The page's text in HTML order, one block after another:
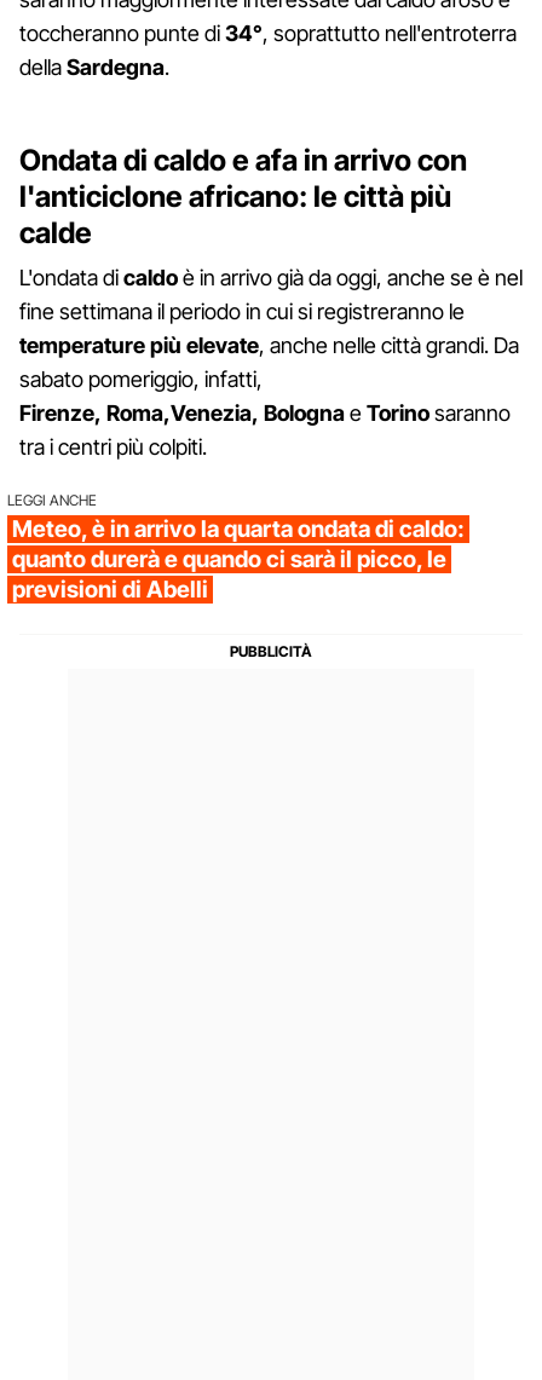
toccheranno punte di34°, soprattutto nell'entroterra
dellaSardegna.
Ondata di caldo e afa in arrivo con
l'anticiclone africano: le città più
calde
L'ondata dicaldoè in arrivo già da oggi, anche se è nel
fine settimana il periodo in cui si registreranno le
temperature più elevate, anche nelle città grandi. Da
sabato pomeriggio, infatti,
Firenze, Roma,Venezia, BolognaeTorinosaranno
tra i centri più colpiti.
LEGGI ANCHE
Meteo, è in arrivo la quarta ondata di caldo:
quanto durerà e quando ci sarà il picco, le
previsioni di Abelli